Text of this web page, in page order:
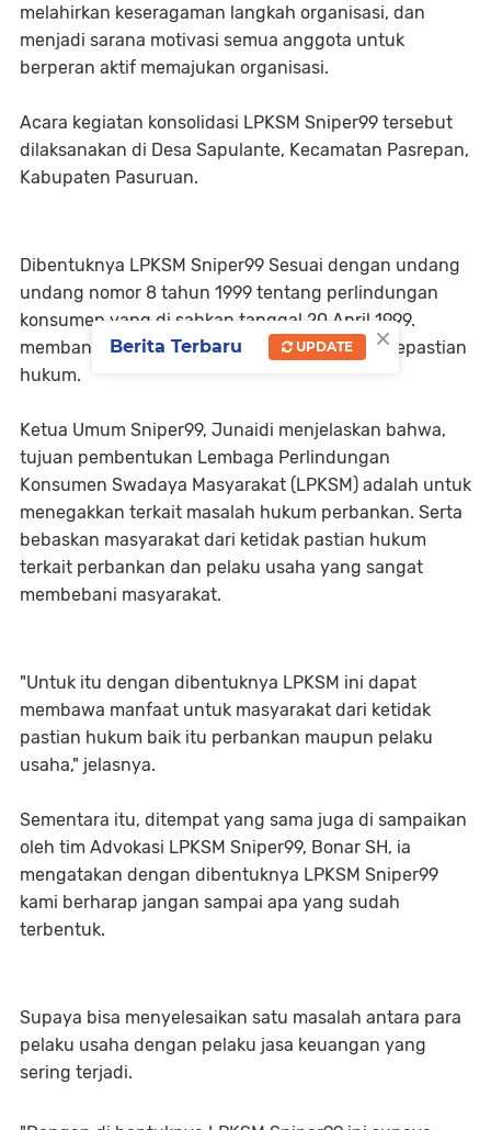
melahirkan keseragaman langkah organisasi, dan
menjadi sarana motivasi semua anggota untuk
berperan aktif memajukan organisasi.
Acara kegiatan konsolidasi LPKSM Sniper99 tersebut
dilaksanakan di Desa Sapulante, Kecamatan Pasrepan,
Kabupaten Pasuruan.
Dibentuknya LPKSM Sniper99 Sesuai dengan undang
undang nomor 8 tahun 1999 tentang perlindungan
konsumen yang di sahkan tanggal 20 April 1999.
membantu masyarakat dalam mendapatkan kepastian
hukum.
Ketua Umum Sniper99, Junaidi menjelaskan bahwa,
tujuan pembentukan Lembaga Perlindungan
Konsumen Swadaya Masyarakat (LPKSM) adalah untuk
menegakkan terkait masalah hukum perbankan. Serta
bebaskan masyarakat dari ketidak pastian hukum
terkait perbankan dan pelaku usaha yang sangat
membebani masyarakat.
"Untuk itu dengan dibentuknya LPKSM ini dapat
membawa manfaat untuk masyarakat dari ketidak
pastian hukum baik itu perbankan maupun pelaku
usaha," jelasnya.
Sementara itu, ditempat yang sama juga di sampaikan
oleh tim Advokasi LPKSM Sniper99, Bonar SH, ia
mengatakan dengan dibentuknya LPKSM Sniper99
kami berharap jangan sampai apa yang sudah
terbentuk.
Supaya bisa menyelesaikan satu masalah antara para
pelaku usaha dengan pelaku jasa keuangan yang
sering terjadi.
×
Berita Terbaru UPDATE